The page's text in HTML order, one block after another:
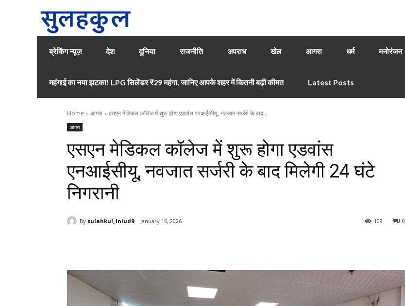
ब्रेकिंग न्यूज़ देश दुनिया राजनीति अपराध खेल आगरा धर्म मनोरंजन
महंगाई का नया झटका! LPG सिलेंडर ₹29 महंगा, जानिए आपके शहर में कितनी बढ़ी कीमत Latest Posts
Home आगरा एसएन मेडिकल कॉलेज में शुरू होगा एडवांस एनआईसीयू, नवजात सर्जरी के बाद...
आगरा
एसएन मेडिकल कॉलेज में शुरू होगा एडवांस
एनआईसीयू, नवजात सर्जरी के बाद मिलेगी 24 घंटे
निगरानी
By sulahkul_iniud9 January 16, 2026 0
109